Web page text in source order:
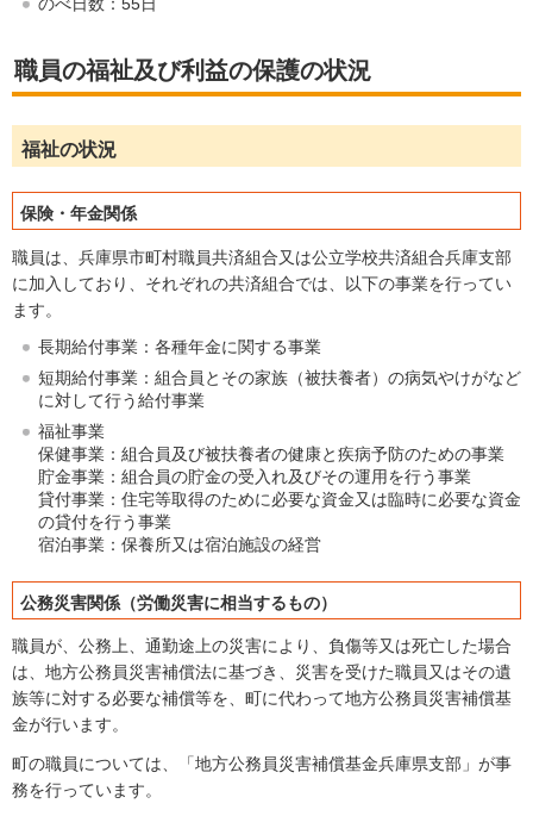
のべ日数：55日
職員の福祉及び利益の保護の状況
福祉の状況
保険・年金関係
職員は、兵庫県市町村職員共済組合又は公立学校共済組合兵庫支部
に加入しており、それぞれの共済組合では、以下の事業を行ってい
ます。
長期給付事業：各種年金に関する事業
短期給付事業：組合員とその家族（被扶養者）の病気やけがなど
に対して行う給付事業
福祉事業
保健事業：組合員及び被扶養者の健康と疾病予防のための事業
貯金事業：組合員の貯金の受入れ及びその運用を行う事業
貸付事業：住宅等取得のために必要な資金又は臨時に必要な資金
の貸付を行う事業
宿泊事業：保養所又は宿泊施設の経営
公務災害関係（労働災害に相当するもの）
職員が、公務上、通勤途上の災害により、負傷等又は死亡した場合
は、地方公務員災害補償法に基づき、災害を受けた職員又はその遺
族等に対する必要な補償等を、町に代わって地方公務員災害補償基
金が行います。
町の職員については、「地方公務員災害補償基金兵庫県支部」が事
務を行っています。